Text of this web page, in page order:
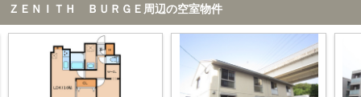
ＺＥＮＩＴＨ ＢＵＲＧＥ周辺の空室物件